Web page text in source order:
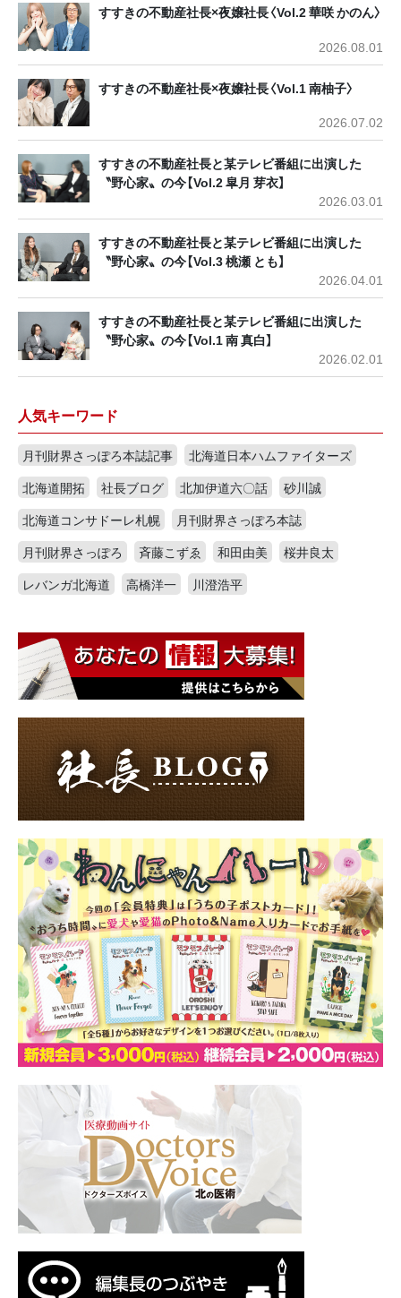
すすきの不動産社長×夜嬢社長〈Vol.2 華咲 かのん〉
2026.08.01
すすきの不動産社長×夜嬢社長〈Vol.1 南柚子〉
2026.07.02
すすきの不動産社長と某テレビ番組に出演した
〝野心家〟の今【Vol.2 皐月 芽衣】
2026.03.01
すすきの不動産社長と某テレビ番組に出演した
〝野心家〟の今【Vol.3 桃瀬 とも】
2026.04.01
すすきの不動産社長と某テレビ番組に出演した
〝野心家〟の今【Vol.1 南 真白】
2026.02.01
人気キーワード
月刊財界さっぽろ本誌記事
北海道日本ハムファイターズ
北海道開拓
社長ブログ 北加伊道六〇話
砂川誠
北海道コンサドーレ札幌
月刊財界さっぽろ本誌
月刊財界さっぽろ
斉藤こずゑ 和田由美
桜井良太
レバンガ北海道
高橋洋一 川澄浩平